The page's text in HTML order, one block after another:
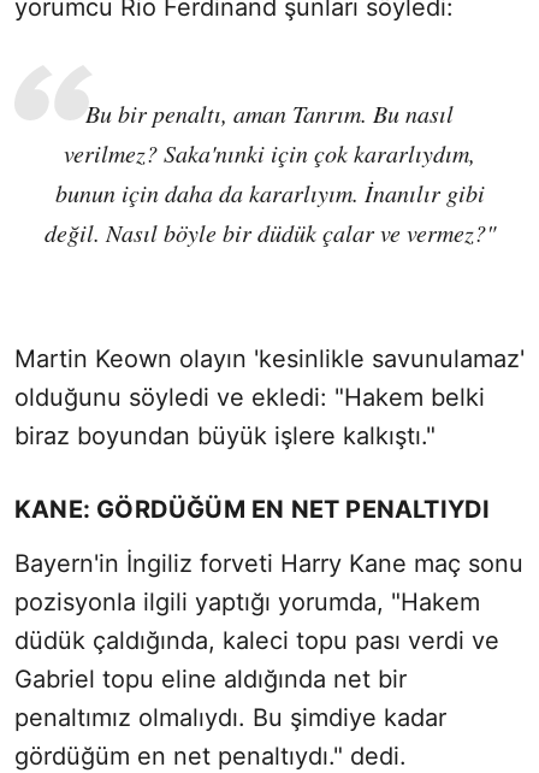
yorumcu Rio Ferdinand şunları söyledi:
Bu bir penaltı, aman Tanrım. Bu nasıl
verilmez? Saka'nınki için çok kararlıydım,
bunun için daha da kararlıyım. İnanılır gibi
değil. Nasıl böyle bir düdük çalar ve vermez?"
Martin Keown olayın 'kesinlikle savunulamaz'
olduğunu söyledi ve ekledi: "Hakem belki
biraz boyundan büyük işlere kalkıştı."
KANE: GÖRDÜĞÜM EN NET PENALTIYDI
Bayern'in İngiliz forveti Harry Kane maç sonu
pozisyonla ilgili yaptığı yorumda, "Hakem
düdük çaldığında, kaleci topu pası verdi ve
Gabriel topu eline aldığında net bir
penaltımız olmalıydı. Bu şimdiye kadar
gördüğüm en net penaltıydı." dedi.